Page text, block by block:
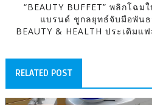
“BEAUTY BUFFET” พลิกโฉ
แบรนด์ ชูกลยุทธ์จับมือพัน
BEAUTY & HEALTH ประเดิม
RELATED POST